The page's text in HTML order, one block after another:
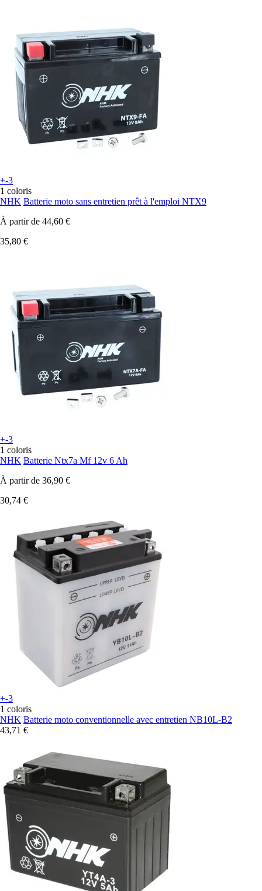
+-3
1 coloris
NHK Batterie moto sans entretien prêt à l'emploi NTX9
À partir de 44,60 €
35,80 €
+-3
1 coloris
NHK Batterie Ntx7a Mf 12v 6 Ah
À partir de 36,90 €
30,74 €
+-3
1 coloris
NHK Batterie moto conventionnelle avec entretien NB10L-B2
43,71 €